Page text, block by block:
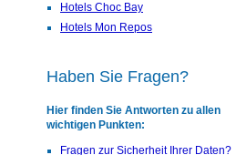
Hotels Choc Bay
Hotels Mon Repos
Haben Sie Fragen?
Hier finden Sie Antworten zu allen
wichtigen Punkten:
Fragen zur Sicherheit Ihrer Daten?